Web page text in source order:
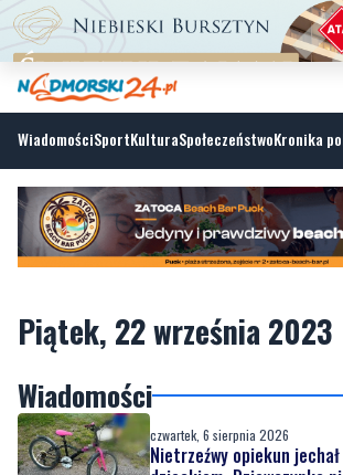
WiadomościSportKulturaSpołeczeństwoKronika
Piątek, 22 września 2023
Wiadomości
czwartek, 6 sierpnia 2026
Nietrzeźwy opiekun